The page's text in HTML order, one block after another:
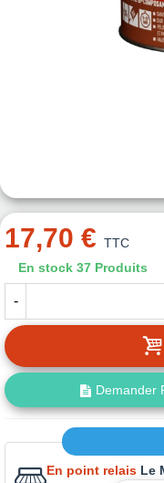
17,70 € TTC
En stock 37 Produits
-
Demander
En point relais Le